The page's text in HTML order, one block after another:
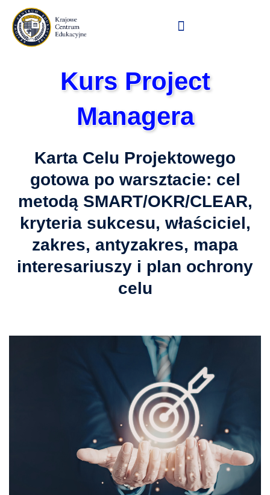
Przejdź
treści
Kurs Project
Managera
Karta Celu Projektowego
gotowa po warsztacie: cel
metodą SMART/OKR/CLEAR,
kryteria sukcesu, właściciel,
zakres, antyzakres, mapa
interesariuszy i plan ochrony
celu